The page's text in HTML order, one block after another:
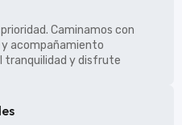
Caminamos con
acompañamiento
y disfrute